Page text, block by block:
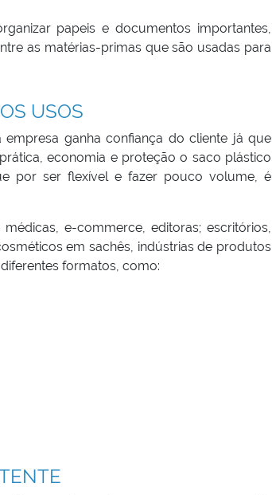
papeis e documentos importantes,
as matérias-primas que são usadas para
USOS
ganha confiança do cliente já que
economia e proteção o saco plástico
por ser flexível e fazer pouco volume, é
e-commerce, editoras; escritórios,
em sachês, indústrias de produtos
formatos, como: